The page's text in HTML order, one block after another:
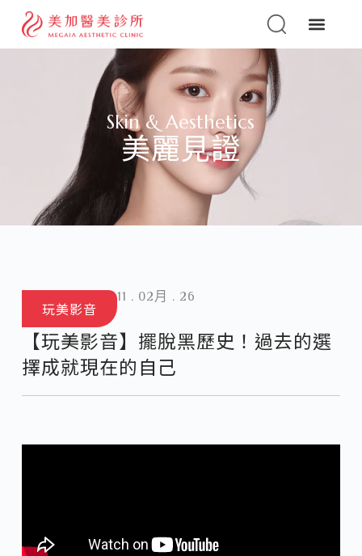
Skin & Aesthetics
美麗見證
玩美影音
11 . 02月 . 26
【玩美影音】擺脫黑歷史！過去的選
擇成就現在的自己